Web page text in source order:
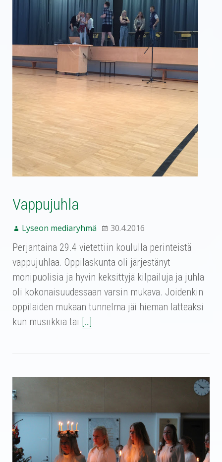
Vappujuhla
Lyseon mediaryhmä 30.4.2016
Perjantaina 29.4 vietettiin koululla perinteistä
vappujuhlaa. Oppilaskunta oli järjestänyt
monipuolisia ja hyvin keksittyjä kilpailuja ja juhla
oli kokonaisuudessaan varsin mukava. Joidenkin
oppilaiden mukaan tunnelma jäi hieman latteaksi
kun musiikkia tai […]